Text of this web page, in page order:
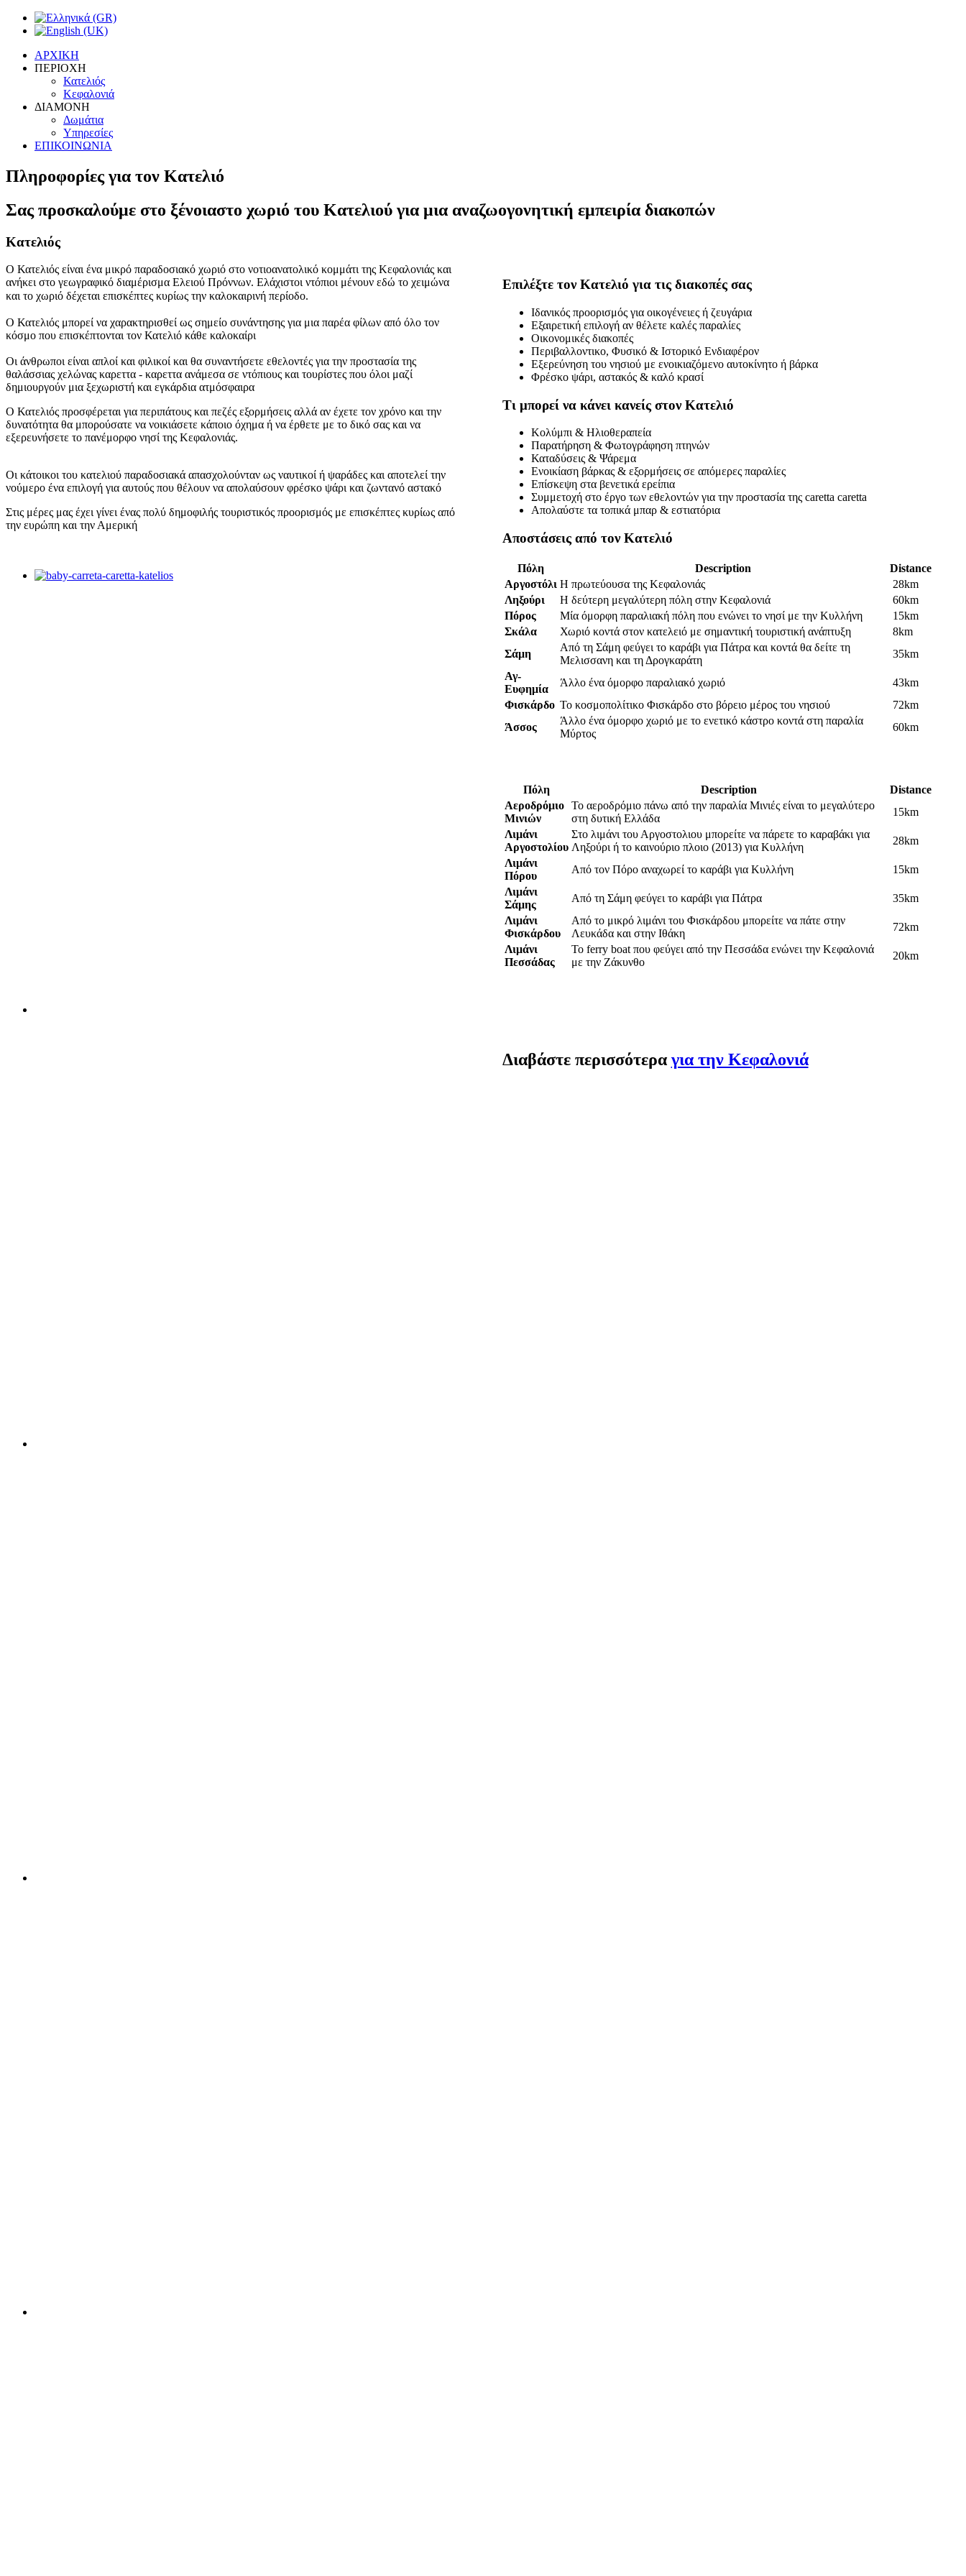
ΑΡΧΙΚΗ
ΠΕΡΙΟΧΗ
Κατελιός
Κεφαλονιά
ΔΙΑΜΟΝΗ
Δωμάτια
Υπηρεσίες
ΕΠΙΚΟΙΝΩΝΙΑ
Πληροφορίες για τον Κατελιό
Σας προσκαλούμε στο ξένοιαστο χωριό του Κατελιού για μια αναζωογονητική εμπειρία διακοπών
Κατελιός
Επιλέξτε τον Κατελιό για τις διακοπές σας
Ιδανικός προορισμός για οικογένειες ή ζευγάρια
Εξαιρετική επιλογή αν θέλετε καλές παραλίες
Οικονομικές διακοπές
Περιβαλλοντικο, Φυσικό & Ιστορικό Ενδιαφέρον
Εξερεύνηση του νησιού με ενοικιαζόμενο αυτοκίνητο ή βάρκα
Φρέσκο ψάρι, αστακός & καλό κρασί
Τι μπορεί να κάνει κανείς στον Κατελιό
Κολύμπι & Ηλιοθεραπεία
Παρατήρηση & Φωτογράφηση πτηνών
Καταδύσεις & Ψάρεμα
Ενοικίαση βάρκας & εξορμήσεις σε απόμερες παραλίες
Επίσκεψη στα βενετικά ερείπια
Συμμετοχή στο έργο των εθελοντών για την προστασία της caretta caretta
Απολαύστε τα τοπικά μπαρ & εστιατόρια
Αποστάσεις από τον Κατελιό
Πόλη Description
Distance
Αργοστόλι Η πρωτεύουσα της Κεφαλονιάς
28km
Ληξούρι
Η δεύτερη μεγαλύτερη πόλη στην Κεφαλονιά
60km
Πόρος
Μία όμορφη παραλιακή πόλη που ενώνει το νησί με την Κυλλήνη
15km
Σκάλα
Χωριό κοντά στον κατελειό με σημαντική τουριστική ανάπτυξη
8km
Σάμη
Από τη Σάμη φεύγει το καράβι για Πάτρα και κοντά θα δείτε τη
Μελισσανη και τη Δρογκαράτη
35km
Αγ-
Ευφημία
Άλλο ένα όμορφο παραλιακό χωριό
43km
Φισκάρδο Το κοσμοπολίτικο Φισκάρδο στο βόρειο μέρος του νησιού
72km
Άσσος
Άλλο ένα όμορφο χωριό με το ενετικό κάστρο κοντά στη παραλία
Μύρτος
60km
Πόλη Description
Distance
Αεροδρόμιο
Μινιών
Το αεροδρόμιο πάνω από την παραλία Μινιές είναι το μεγαλύτερο
στη δυτική Ελλάδα
15km
Λιμάνι
Αργοστολίου
Στο λιμάνι του Αργοστολιου μπορείτε να πάρετε το καραβάκι για
Ληξούρι ή το καινούριο πλοιο (2013) για Κυλλήνη
28km
Λιμάνι
Πόρου
Από τον Πόρο αναχωρεί το καράβι για Κυλλήνη
15km
Λιμάνι
Σάμης
Από τη Σάμη φεύγει το καράβι για Πάτρα
35km
Λιμάνι
Φισκάρδου
Από το μικρό λιμάνι του Φισκάρδου μπορείτε να πάτε στην
Λευκάδα και στην Ιθάκη
72km
Λιμάνι
Πεσσάδας
Το ferry boat που φεύγει από την Πεσσάδα ενώνει την Κεφαλονιά
με την Ζάκυνθο
20km
Διαβάστε περισσότεραγια την Κεφαλονιά
Ο Κατελιός είναι ένα μικρό παραδοσιακό χωριό στο νοτιοανατολικό κομμάτι της Κεφαλονιάς και
ανήκει στο γεωγραφικό διαμέρισμα Ελειού Πρόννων. Ελάχιστοι ντόπιοι μένουν εδώ το χειμώνα
και το χωριό δέχεται επισκέπτες κυρίως την καλοκαιρινή περίοδο.
Ο Κατελιός μπορεί να χαρακτηρισθεί ως σημείο συνάντησης για μια παρέα φίλων από όλο τον
κόσμο που επισκέπτονται τον Κατελιό κάθε καλοκαίρι
Οι άνθρωποι είναι απλοί και φιλικοί και θα συναντήσετε εθελοντές για την προστασία της
θαλάσσιας χελώνας καρεττα - καρεττα ανάμεσα σε ντόπιους και τουρίστες που όλοι μαζί
δημιουργούν μια ξεχωριστή και εγκάρδια ατμόσφαιρα
Ο Κατελιός προσφέρεται για περιπάτους και πεζές εξορμήσεις αλλά αν έχετε τον χρόνο και την
δυνατότητα θα μπορούσατε να νοικιάσετε κάποιο όχημα ή να έρθετε με το δικό σας και να
εξερευνήσετε το πανέμορφο νησί της Κεφαλονιάς.
Οι κάτοικοι του κατελιού παραδοσιακά απασχολούνταν ως ναυτικοί ή ψαράδες και αποτελεί την
νούμερο ένα επιλογή για αυτούς που θέλουν να απολαύσουν φρέσκο ψάρι και ζωντανό αστακό
Στις μέρες μας έχει γίνει ένας πολύ δημοφιλής τουριστικός προορισμός με επισκέπτες κυρίως από
την ευρώπη και την Αμερική